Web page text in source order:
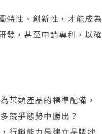
特性、創新性，才能成為
發，甚至申請專利，以確
某類產品的標準配備，
競爭態勢中勝出？
行銷能力是建立品牌地